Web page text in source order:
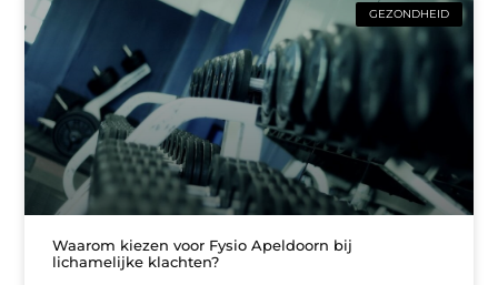
GEZONDHEID
Waarom kiezen voor Fysio Apeldoorn bij
lichamelijke klachten?